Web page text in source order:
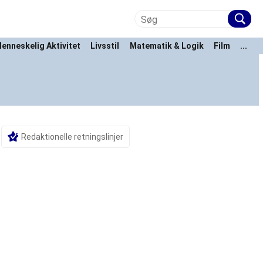
Aktivitet Livsstil Matematik & Logik Film ...
Redaktionelle retningslinjer